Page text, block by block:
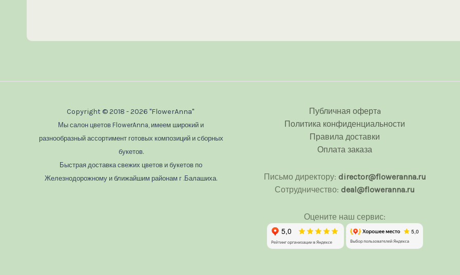
Copyright © 2018 - 2026 "FlowerAnna"
Мы салон цветов FlowerAnna, имеем широкий и
разнообразный ассортимент готовых композиций и сборных
букетов.
Быстрая доставка свежих цветов и букетов по
Железнодорожному и ближайшим районам г .Балашиха.
Публичная офертa
Политика конфиденциальности
Правила доставки
Оплата заказа
Письмо директору: director@floweranna.ru
Сотрудничество:deal@floweranna.ru
Оцените наш сервис: